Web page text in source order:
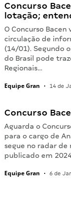
Concurso
lotação;
O Concurso
circulação de
(14/01). Segundo
do Brasil pode
Regionais…
Equipe Gran • 14 de
Concurso
Aguarda o
para o cargo de
segue no radar
publicado em
Equipe Gran • 6 de